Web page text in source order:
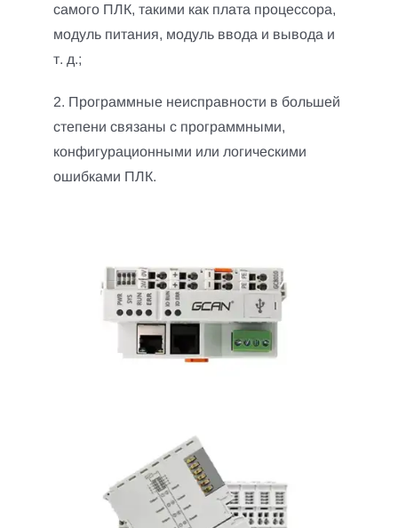
самого ПЛК, такими как плата процессора,
модуль питания, модуль ввода и вывода и
т. д.;
2. Программные неисправности в большей
степени связаны с программными,
конфигурационными или логическими
ошибками ПЛК.